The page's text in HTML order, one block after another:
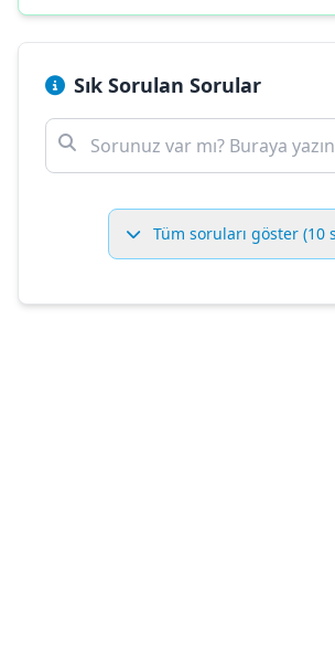
Sık Sorulan Sorular
Tüm soruları göster (10